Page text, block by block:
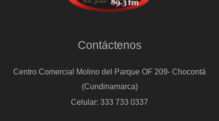
Contáctenos
Centro Comercial Molino del Parque OF 209- Chocontá
(Cundinamarca)
Celular: 333 733 0337